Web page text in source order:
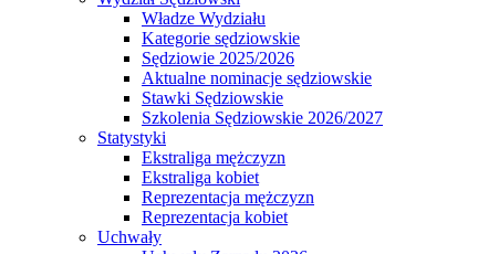
Władze Wydziału
Kategorie sędziowskie
Sędziowie 2025/2026
Aktualne nominacje sędziowskie
Stawki Sędziowskie
Szkolenia Sędziowskie 2026/2027
Statystyki
Ekstraliga mężczyzn
Ekstraliga kobiet
Reprezentacja mężczyzn
Reprezentacja kobiet
Uchwały